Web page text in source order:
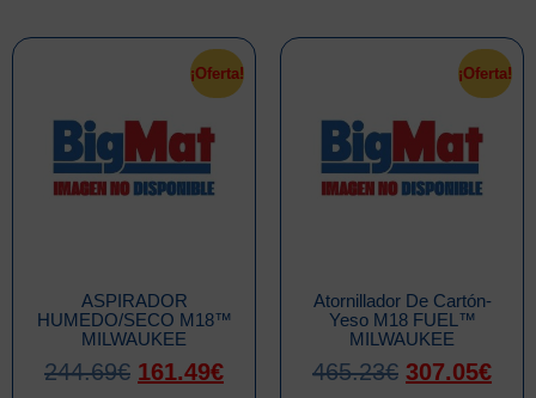
¡Oferta!
ASPIRADOR
HUMEDO/SECO M18™
MILWAUKEE
244.69€ 161.49€
¡Oferta!
Atornillador De Cartón-
Yeso M18 FUEL™
MILWAUKEE
465.23€ 307.05€